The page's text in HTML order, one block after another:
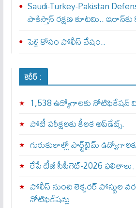
Saudi-Turkey-Pakistan
పాకిస్తాన్ రక్షణ కూటమి..
పెళ్లి కోసం పోలీస్ వేషం..
కెరీర్ :
1,538 ఉద్యోగాలకు నోటిఫికేషన్
పోటీ పరీక్షలకు కీలక అప్‌డేట్స్.
గురుకులాల్లో పార్ట్‌టైమ్
రేపే టీజీ సీపీగెట్‌-2026
పోలీస్ నుంచి లెక్చరర్ పోస్టుల
నోటిఫికేషన్లు